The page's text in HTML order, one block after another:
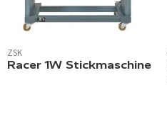
ZSK
Racer 1W Stickmaschine